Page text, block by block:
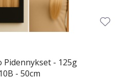
Pidennykset - 125g
- 50cm